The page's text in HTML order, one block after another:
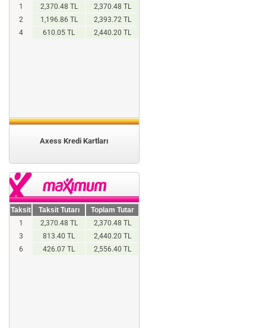
1
2,370.48 TL
2,370.48 TL
2
1,196.86 TL
2,393.72 TL
4
610.05 TL 2,440.20 TL
Axess Kredi Kartları
Taksit Taksit Tutarı
Toplam Tutar
1
2,370.48 TL
2,370.48 TL
3
813.40 TL
2,440.20 TL
6
426.07 TL 2,556.40 TL